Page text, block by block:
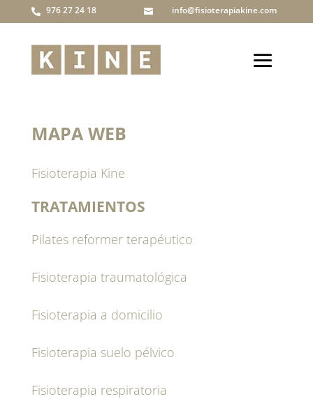
 976 27 24 18  info@fisioterapiakine.com
MAPA WEB
Fisioterapia Kine
TRATAMIENTOS
Pilates reformer terapéutico
Fisioterapia traumatológica
Fisioterapia a domicilio
Fisioterapia suelo pélvico
Fisioterapia respiratoria